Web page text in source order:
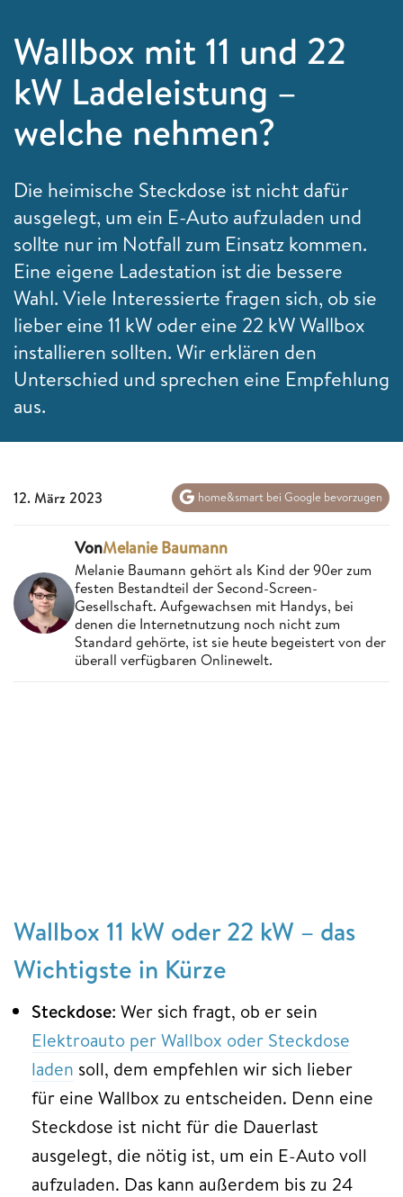
Wallbox mit 11 und 22
kW Ladeleistung –
welche nehmen?
Die heimische Steckdose ist nicht dafür
ausgelegt, um ein E-Auto aufzuladen und
sollte nur im Notfall zum Einsatz kommen.
Eine eigene Ladestation ist die bessere
Wahl. Viele Interessierte fragen sich, ob sie
lieber eine 11 kW oder eine 22 kW Wallbox
installieren sollten. Wir erklären den
Unterschied und sprechen eine Empfehlung
aus.
12. März 2023 home&smart bei Google bevorzugen
VonMelanie Baumann
Melanie Baumann gehört als Kind der 90er zum
festen Bestandteil der Second-Screen-
Gesellschaft. Aufgewachsen mit Handys, bei
denen die Internetnutzung noch nicht zum
Standard gehörte, ist sie heute begeistert von der
überall verfügbaren Onlinewelt.
Wallbox 11 kW oder 22 kW – das
Wichtigste in Kürze
Steckdose: Wer sich fragt, ob er sein
Elektroauto per Wallbox oder Steckdose
laden soll, dem empfehlen wir sich lieber
für eine Wallbox zu entscheiden. Denn eine
Steckdose ist nicht für die Dauerlast
ausgelegt, die nötig ist, um ein E-Auto voll
aufzuladen. Das kann außerdem bis zu 24